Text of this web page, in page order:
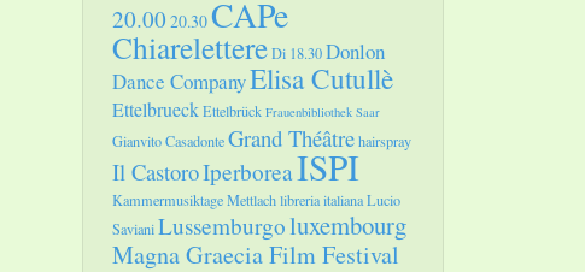
20.00 20.30CAPe
ChiarelettereDi 18.30Donlon
Dance CompanyElisa Cutullè
EttelbrueckEttelbrück Frauenbibliothek Saar
Gianvito CasadonteGrand Théâtrehairspray
Il CastoroIperboreaISPI
Kammermusiktage Mettlachlibreria italianaLucio
SavianiLussemburgoluxembourg
Magna Graecia Film Festival